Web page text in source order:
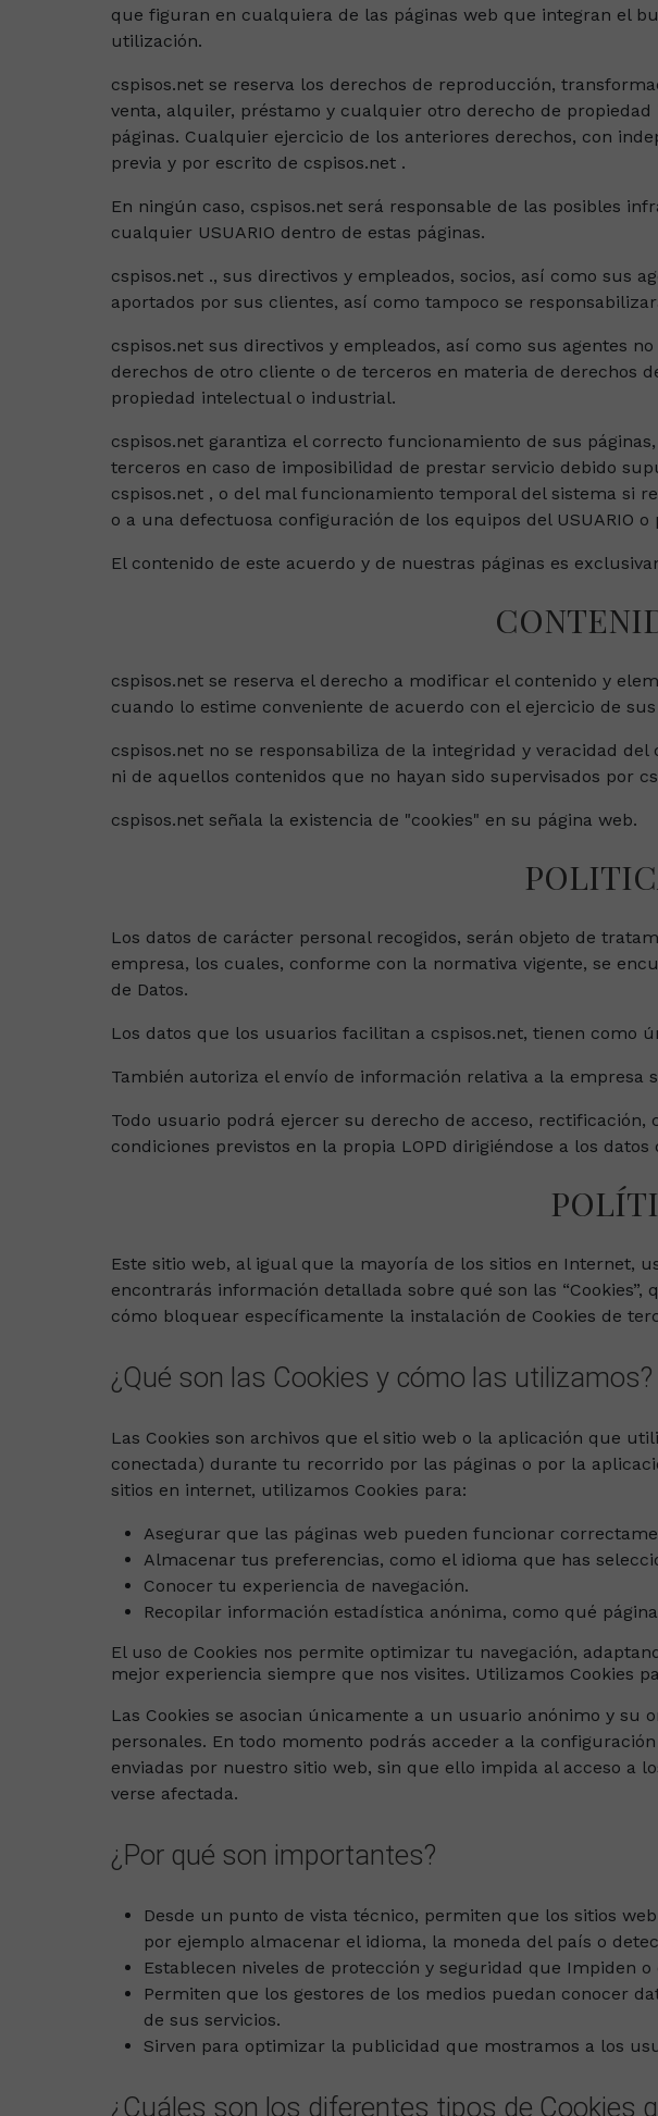
que figuran en cualquiera de las páginas web que integran el
utilización.
cspisos.net se reserva los derechos de reproducción,
venta, alquiler, préstamo y cualquier otro derecho de
páginas. Cualquier ejercicio de los anteriores derechos, con
previa y por escrito de cspisos.net .
En ningún caso, cspisos.net será responsable de las posibles
cualquier USUARIO dentro de estas páginas.
cspisos.net ., sus directivos y empleados, socios, así como sus
aportados por sus clientes, así como tampoco se
cspisos.net sus directivos y empleados, así como sus agentes
derechos de otro cliente o de terceros en materia de derechos
propiedad intelectual o industrial.
cspisos.net garantiza el correcto funcionamiento de sus
terceros en caso de imposibilidad de prestar servicio debido
cspisos.net , o del mal funcionamiento temporal del sistema si
o a una defectuosa configuración de los equipos del USUARIO
El contenido de este acuerdo y de nuestras páginas es
cspisos.net se reserva el derecho a modificar el contenido y
cuando lo estime conveniente de acuerdo con el ejercicio de sus
cspisos.net no se responsabiliza de la integridad y veracidad
ni de aquellos contenidos que no hayan sido supervisados por
cspisos.net señala la existencia de "cookies" en su página web.
Los datos de carácter personal recogidos, serán objeto de
empresa, los cuales, conforme con la normativa vigente, se
de Datos.
Los datos que los usuarios facilitan a cspisos.net, tienen como
También autoriza el envío de información relativa a la empresa
Todo usuario podrá ejercer su derecho de acceso,
condiciones previstos en la propia LOPD dirigiéndose a los
Este sitio web, al igual que la mayoría de los sitios en Internet,
encontrarás información detallada sobre qué son las
cómo bloquear específicamente la instalación de Cookies de
¿Qué son las Cookies y cómo las utilizamos?
Las Cookies son archivos que el sitio web o la aplicación que
conectada) durante tu recorrido por las páginas o por la
sitios en internet, utilizamos Cookies para:
Asegurar que las páginas web pueden funcionar
Almacenar tus preferencias, como el idioma que has
Conocer tu experiencia de navegación.
Recopilar información estadística anónima, como qué
El uso de Cookies nos permite optimizar tu navegación,
mejor experiencia siempre que nos visites. Utilizamos Cookies
Las Cookies se asocian únicamente a un usuario anónimo y
personales. En todo momento podrás acceder a la
enviadas por nuestro sitio web, sin que ello impida al acceso a
verse afectada.
¿Por qué son importantes?
Desde un punto de vista técnico, permiten que los sitios
por ejemplo almacenar el idioma, la moneda del país o
Establecen niveles de protección y seguridad que Impiden
Permiten que los gestores de los medios puedan conocer
de sus servicios.
Sirven para optimizar la publicidad que mostramos a los
¿Cuáles son los diferentes tipos de Cookies